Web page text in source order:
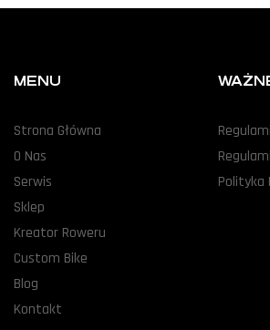
MENU
Strona Główna
O Nas
Serwis
Sklep
Kreator Roweru
Custom Bike
Blog
Kontakt
Polityka